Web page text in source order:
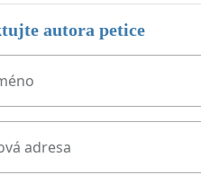
autora petice
adresa